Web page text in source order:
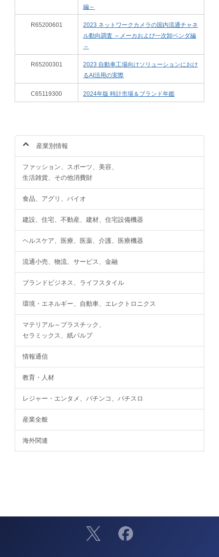
編～
R65200601
2023 ネットワークカメラの国内流通チャネ
ル動向調査 ～メーカおよび一次卸ベンダ編
～
R65200301
2023 自動車工場向けソリューションにおけ
るAI活用の実際
C65119300 2024年版 時計市場＆ブランド年鑑
産業別情報
ファッション、スポーツ、美容、
生活雑貨、その他消費財
食品、アグリ、バイオ
建設、住宅、不動産、建材、住宅設備機器
ヘルスケア、医療、医薬、介護、医療機器
流通小売、物流、サービス、金融
ブランドビジネス、ライフスタイル
環境・エネルギー、自動車、エレクトロニクス
マテリアル～プラスチック、
セラミックス、紙パルプ
情報通信
教育・人材
レジャー・エンタメ、パチンコ、パチスロ
産業全般
海外関連